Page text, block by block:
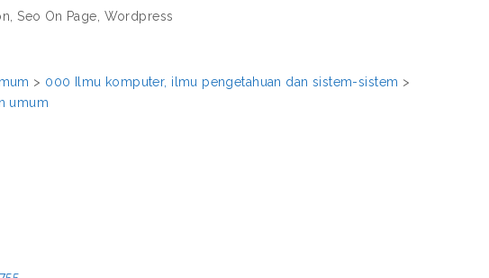
Seo On Page, Wordpress
> 000 Ilmu komputer, ilmu pengetahuan dan sistem-sistem >
umum